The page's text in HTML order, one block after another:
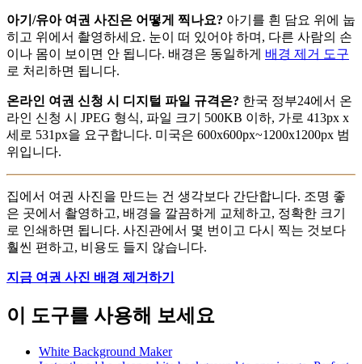
아기/유아 여권 사진은 어떻게 찍나요? 아기를 흰 담요 위에 눕
히고 위에서 촬영하세요. 눈이 떠 있어야 하며, 다른 사람의 손
이나 몸이 보이면 안 됩니다. 배경은 동일하게 배경 제거 도구
로 처리하면 됩니다.
온라인 여권 신청 시 디지털 파일 규격은? 한국 정부24에서 온
라인 신청 시 JPEG 형식, 파일 크기 500KB 이하, 가로 413px x
세로 531px을 요구합니다. 미국은 600x600px~1200x1200px 범
위입니다.
집에서 여권 사진을 만드는 건 생각보다 간단합니다. 조명 좋
은 곳에서 촬영하고, 배경을 깔끔하게 교체하고, 정확한 크기
로 인쇄하면 됩니다. 사진관에서 몇 번이고 다시 찍는 것보다
훨씬 편하고, 비용도 들지 않습니다.
지금 여권 사진 배경 제거하기
이 도구를 사용해 보세요
White Background Maker